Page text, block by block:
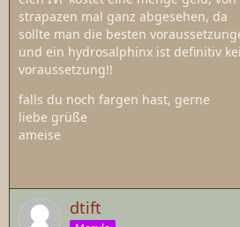
strapazen mal ganz abgesehen, da
sollte man die besten
und ein hydrosalphinx ist definitiv
voraussetzung!!
falls du noch fargen hast, gerne
liebe grüße
ameise
dtift